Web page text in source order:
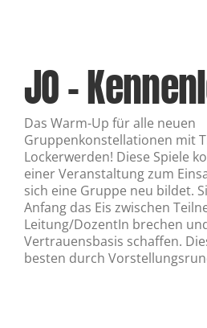
JO –
Das Warm-Up für alle neuen
Gruppenkonstellationen mit
Lockerwerden! Diese Spiele
einer Veranstaltung zum
sich eine Gruppe neu bildet.
Anfang das Eis zwischen
Leitung/DozentIn brechen
Vertrauensbasis schaffen.
besten durch